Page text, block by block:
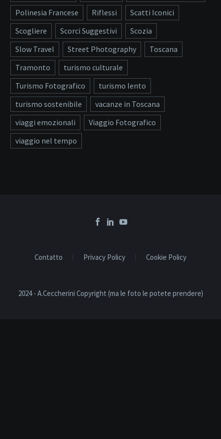
Polinesia Francese
Riflessi
Scatti Iconici
Scogliere
Scorci Suggestivi
Scozia
Slow Travel
Street Photography
Toscana
Tramonto
turismo culturale
Turismo Fotografico
turismo lento
turismo sostenibile
vacanze in Toscana
viaggi emozionali
Viaggio Fotografico
viaggio nel tempo
Contatto Privacy Policy Cookie Policy
2024 - A.Ceccherini Copyright (ma le foto le potete prendere)